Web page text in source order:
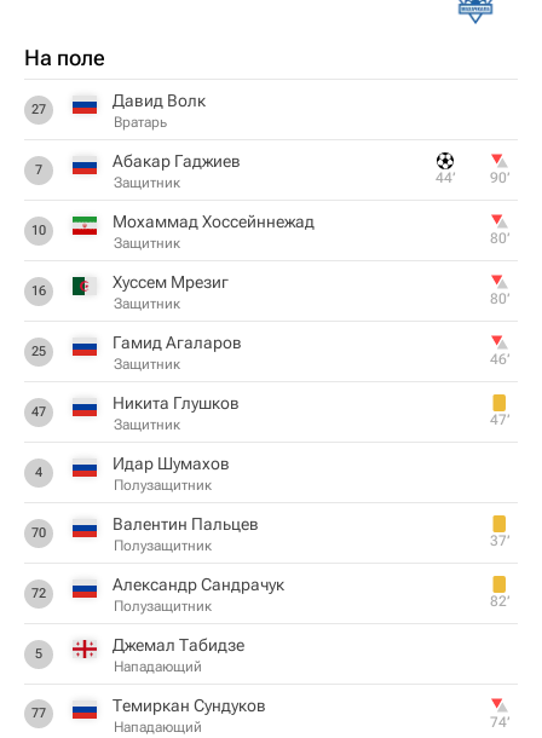
На поле
27 Давид Волк
Вратарь
7 Абакар Гаджиев
Защитник 44‎’‎ 90‎’‎
10 Мохаммад Хоссейннежад
Защитник 80‎’‎
16 Хуссем Мрезиг
Защитник 80‎’‎
25 Гамид Агаларов
Защитник 46‎’‎
47 Никита Глушков
Защитник 47‎’‎
4 Идар Шумахов
Полузащитник
70 Валентин Пальцев
Полузащитник 37‎’‎
72 Александр Сандрачук
Полузащитник 82‎’‎
5 Джемал Табидзе
Нападающий
77 Темиркан Сундуков
Нападающий 74‎’‎